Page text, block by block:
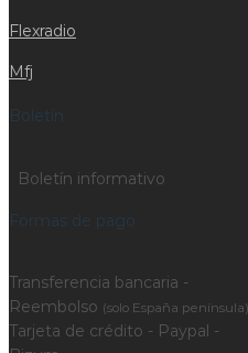
Flexradio
Mfj
Boletín
Boletín informativo
Formas de pago
Transferencia bancaria -
Reembolso (solo España península)
Tarjeta de crédito - Paypal -